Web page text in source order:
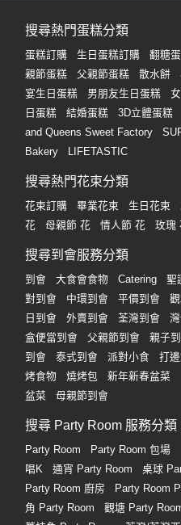
搜尋熱門蛋糕分類
蛋糕訂購 生日蛋糕訂購 翻糖
親節蛋糕
父親節蛋糕 散水餅
宴生日蛋糕
男朋友生日蛋糕
日蛋糕
結婚蛋糕 3D立體蛋糕
and Queens Sweet Factory
Bakery
LIFETASTIC
搜尋熱門花束分類
花束訂購 畢業花束 生日花束
花
母親節 花 情人節 花 玫瑰
搜尋到會服務分類
到會 大食會食物 Catering 聖
對到會
中環到會 平價到會
日到會
外賣到會 荃灣到會
盒便當到會
父親節到會 親子
到會
泰式到會 派對小食 打
烤食物
燒烤包 新年新春盆菜
盆菜
母親節到會
搜尋 Party Room 服務分類
Party Room Party Room 包場
唱K
通宵 Party Room 桌球
Party Room 廚房
Party Room
角 Party Room
觀塘 Party